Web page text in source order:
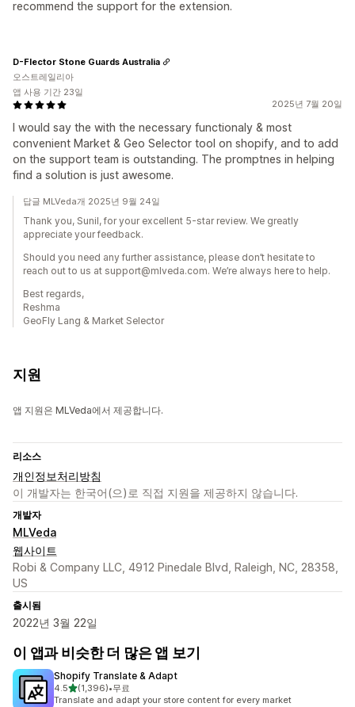
recommend the support for the extension.
2025년 7월 20일
I would say the with the necessary functionaly & most
convenient Market & Geo Selector tool on shopify, and to add
on the support team is outstanding. The promptnes in helping
find a solution is just awesome.
D-Flector Stone Guards Australia
오스트레일리아
앱 사용 기간 23일
답글 MLVeda개 2025년 9월 24일
Thank you, Sunil, for your excellent 5-star review. We greatly
appreciate your feedback.
Should you need any further assistance, please don’t hesitate to
reach out to us at support@mlveda.com. We’re always here to help.
Best regards,
Reshma
GeoFly Lang & Market Selector
지원
앱 지원은 MLVeda에서 제공합니다.
리소스
개인정보처리방침
이 개발자는 한국어(으)로 직접 지원을 제공하지 않습니다.
개발자
MLVeda
웹사이트
Robi & Company LLC, 4912 Pinedale Blvd, Raleigh, NC, 28358,
US
출시됨
2022년 3월 22일
이 앱과 비슷한 더 많은 앱 보기
Shopify Translate & Adapt
4.5별 5개 중
(1,396)
총 리뷰 1396개
•무료
Translate and adapt your store content for every market